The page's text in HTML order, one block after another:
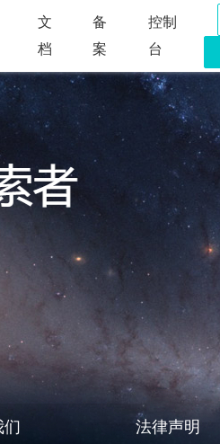
文
档
备
案
控制
台
们 法律声明